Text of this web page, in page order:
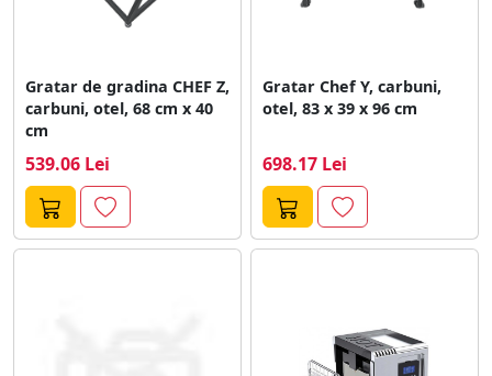
Gratar de gradina CHEF Z,
carbuni, otel, 68 cm x 40
cm
539.06 Lei
Gratar Chef Y, carbuni,
otel, 83 x 39 x 96 cm
698.17 Lei